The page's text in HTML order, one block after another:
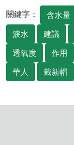
關鍵字： 含水量
淚水
建議
透氧度
作用
華人
戴新帽